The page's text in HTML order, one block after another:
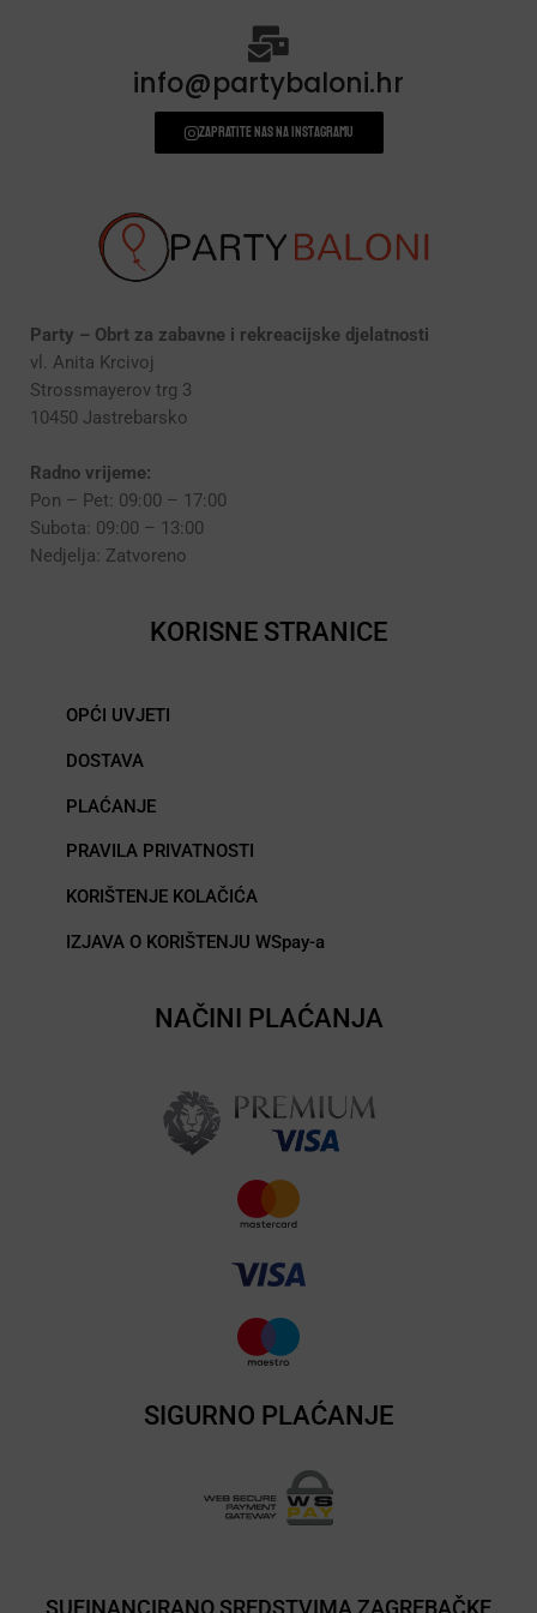
info@partybaloni.hr
Zapratite nas na instagramu
Party – Obrt za zabavne i rekreacijske djelatnosti
vl. Anita Krcivoj
Strossmayerov trg 3
10450 Jastrebarsko
Radno vrijeme:
Pon – Pet: 09:00 – 17:00
Subota: 09:00 – 13:00
Nedjelja: Zatvoreno
KORISNE STRANICE
OPĆI UVJETI
DOSTAVA
PLAĆANJE
PRAVILA PRIVATNOSTI
KORIŠTENJE KOLAČIĆA
IZJAVA O KORIŠTENJU WSpay-a
NAČINI PLAĆANJA
SIGURNO PLAĆANJE
SUFINANCIRANO SREDSTVIMA ZAGREBAČKE